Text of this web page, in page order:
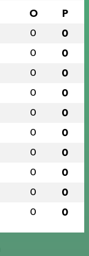
O P
0 0
0 0
0 0
0 0
0 0
0 0
0 0
0 0
0 0
0 0